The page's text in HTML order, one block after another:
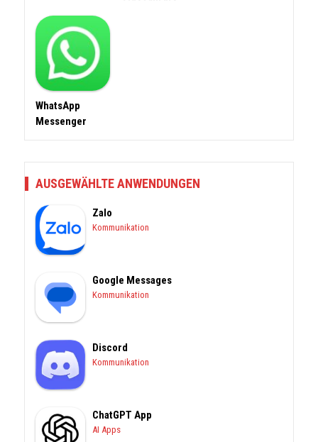
WhatsApp
Messenger
AUSGEWÄHLTE ANWENDUNGEN
Zalo
Kommunikation
Google Messages
Kommunikation
Discord
Kommunikation
ChatGPT App
AI Apps